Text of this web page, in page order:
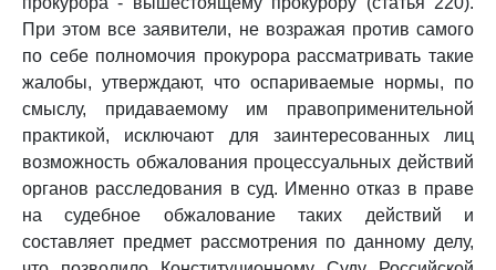
При этом все заявители, не возражая против самого
по себе полномочия прокурора рассматривать такие
жалобы, утверждают, что оспариваемые нормы, по
смыслу, придаваемому им правоприменительной
практикой, исключают для заинтересованных лиц
возможность обжалования процессуальных действий
органов расследования в суд. Именно отказ в праве
на судебное обжалование таких действий и
составляет предмет рассмотрения по данному делу,